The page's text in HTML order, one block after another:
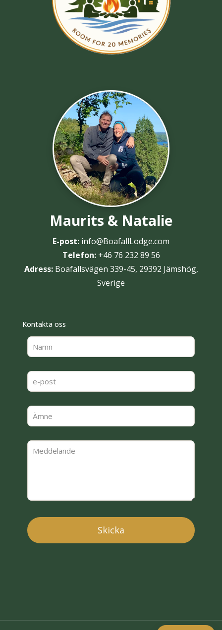
Maurits & Natalie
E-post: info@BoafallLodge.com
Telefon: +46 76 232 89 56
Adress:Boafallsvägen 339-45, 29392 Jämshög,
Sverige
Kontakta oss